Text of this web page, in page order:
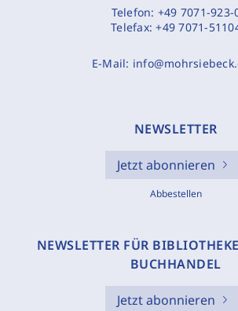
Telefon: +49 7071-923-
Telefax:+49 7071-
E-Mail:
NEWSLETTER
Jetzt abonnieren
Abbestellen
NEWSLETTER FÜR
BUCHHANDEL
Jetzt abonnieren